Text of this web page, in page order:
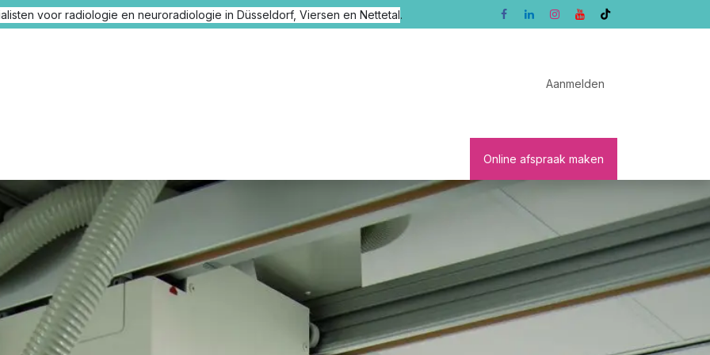
voor radiologie en neuroradiologie in Düsseldorf, Viersen en Nettetal.
Aanmelden
Online afspraak maken